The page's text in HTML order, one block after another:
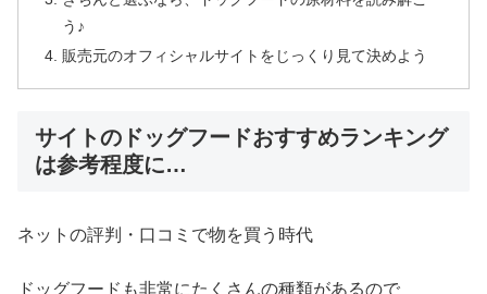
う♪
販売元のオフィシャルサイトをじっくり見て決めよう
サイトのドッグフードおすすめランキング
は参考程度に…
ネットの評判・口コミで物を買う時代
ドッグフードも非常にたくさんの種類があるので